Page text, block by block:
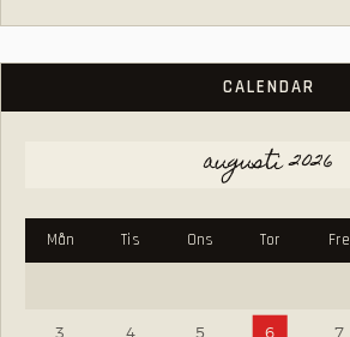
CALENDAR
augusti 2026
Mån Tis Ons Tor Fre
3 4 5 6 7